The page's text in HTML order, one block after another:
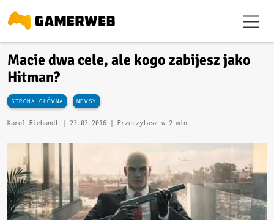
Macie dwa cele, ale kogo zabijesz jako
Hitman?
STRONA GŁÓWNA - NEWSY
Karol Riebandt | 23.03.2016 | Przeczytasz w 2 min.